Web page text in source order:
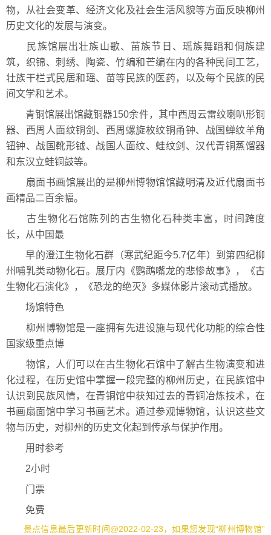
物，从社会变革、经济文化及社会生活风貌等方面反映柳州
历史文化的发展与演变。
民族馆展出壮族山歌、苗族节日、瑶族舞蹈和侗族建
筑，织锦、刺绣、陶瓷、竹编和芒编在内的各种民间工艺，
壮族干栏式民居和瑶、苗等民族的医药，以及每个民族的民
间文学和艺术。
青铜馆展出馆藏铜器150余件，其中西周云雷纹喇叭形铜
器、西周人面纹铜剑、西周螺旋枚纹铜甬钟、战国蝉纹羊角
钮钟、战国靴形钺、战国人面纹、蛙纹剑、汉代青铜蒸馏器
和东汉立蛙铜鼓等。
扇面书画馆展出的是柳州博物馆馆藏明清及近代扇面书
画精品二百余幅。
古生物化石馆陈列的古生物化石种类丰富，时间跨度
长，从中国最
早的澄江生物化石群（寒武纪距今5.7亿年）到第四纪柳
州哺乳类动物化石。展厅内《鹦鹉嘴龙的悲惨故事》，《古
生物化石演化》，《恐龙的绝灭》多媒体影片滚动式播放。
场馆特色
柳州博物馆是一座拥有先进设施与现代化功能的综合性
国家级重点博
物馆，人们可以在古生物化石馆中了解古生物演变和进
化过程，在历史馆中掌握一段完整的柳州历史，在民族馆中
认识到民族风情，在青铜馆中获知过去的青铜冶炼技术，在
书画扇面馆中学习书画艺术。通过参观博物馆，认识这些文
物与历史，对柳州的历史文化起到传承与保护作用。
用时参考
2小时
门票
免费
景点信息最后更新时间@2022-02-23，如果您发现“柳州博物馆”